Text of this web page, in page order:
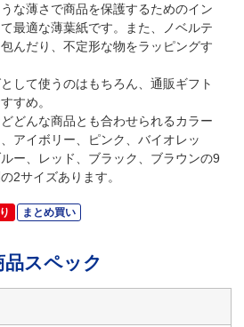
な薄さで商品を保護するためのイン
最適な薄葉紙です。また、ノベルテ
んだり、不定形な物をラッピングす
して使うのはもちろん、通販ギフト
すめ。
どんな商品とも合わせられるカラー
アイボリー、ピンク、バイオレッ
ー、レッド、ブラック、ブラウンの9
2サイズあります。
まとめ買い
品スペック